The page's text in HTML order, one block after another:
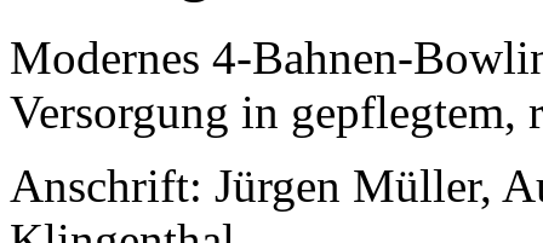
Modernes 4-Bahnen-
Versorgung in gepflegtem,
Anschrift: Jürgen Müller,